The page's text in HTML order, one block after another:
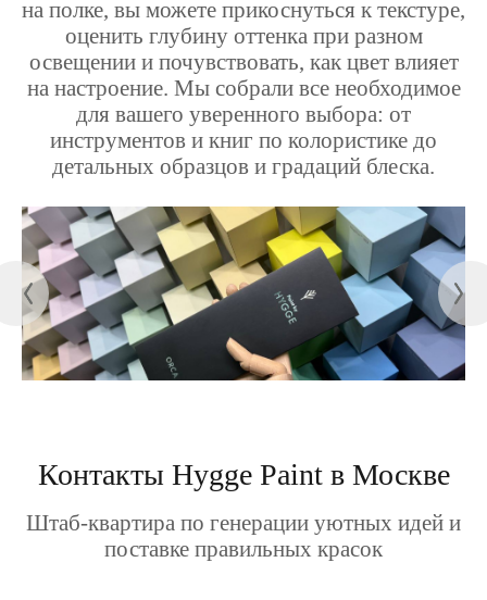
на полке, вы можете прикоснуться к текстуре,
оценить глубину оттенка при разном
освещении и почувствовать, как цвет влияет
на настроение. Мы собрали все необходимое
для вашего уверенного выбора: от
инструментов и книг по колористике до
детальных образцов и градаций блеска.
Контакты Hygge Paint в Москве
Штаб-квартира по генерации уютных идей и
поставке правильных красок